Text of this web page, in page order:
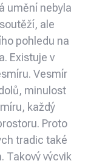
umění nebyla
ale
pohledu na
Existuje v
Vesmír
minulost
každý
Proto
tradic také
Takový výcvik